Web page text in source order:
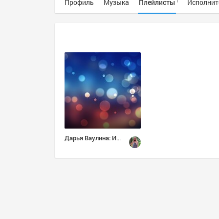
Профиль Музыка Плейлисты
Дарья Ваулина: Избранное